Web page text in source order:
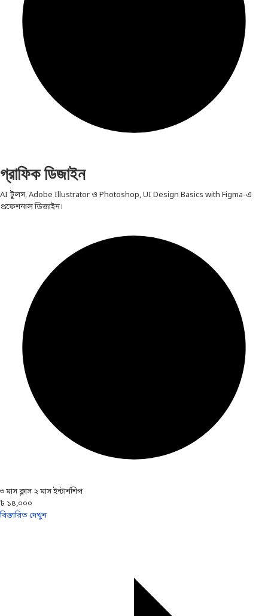
গ্রাফিক ডিজাইন
AI টুলস, Adobe Illustrator ও Photoshop, UI Design Basics with Figma-এ
প্রফেশনাল ডিজাইন।
৩ মাস ক্লাস ২ মাস ইন্টার্নশিপ
৳ ১৪,০০০
বিস্তারিত দেখুন